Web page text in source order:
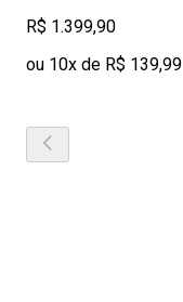
R$ 1.399,90
ou 10x de R$ 139,99